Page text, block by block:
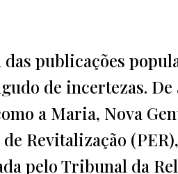
publicações
de incertezas.
a Maria, Nova
Revitalização
pelo Tribunal da